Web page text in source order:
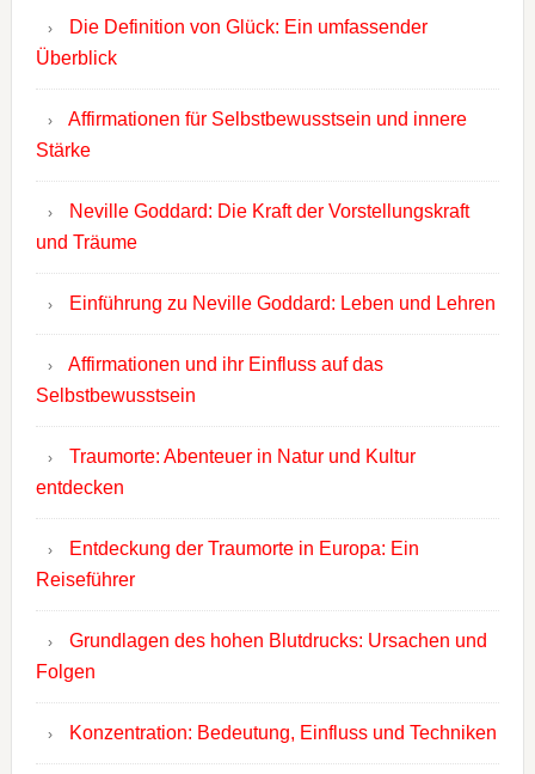
Die Definition von Glück: Ein umfassender
Überblick
Affirmationen für Selbstbewusstsein und innere
Stärke
Neville Goddard: Die Kraft der Vorstellungskraft
und Träume
Einführung zu Neville Goddard: Leben und Lehren
Affirmationen und ihr Einfluss auf das
Selbstbewusstsein
Traumorte: Abenteuer in Natur und Kultur
entdecken
Entdeckung der Traumorte in Europa: Ein
Reiseführer
Grundlagen des hohen Blutdrucks: Ursachen und
Folgen
Konzentration: Bedeutung, Einfluss und Techniken